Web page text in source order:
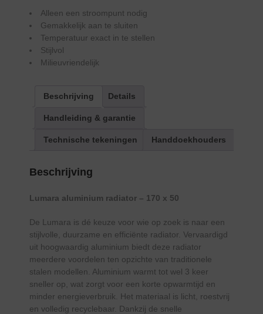
Alleen een stroompunt nodig
Gemakkelijk aan te sluiten
Temperatuur exact in te stellen
Stijlvol
Milieuvriendelijk
Beschrijving Details
Handleiding & garantie
Technische tekeningen Handdoekhouders
Beschrijving
Lumara aluminium radiator – 170 x 50
De Lumara is dé keuze voor wie op zoek is naar een
stijlvolle, duurzame en efficiënte radiator. Vervaardigd
uit hoogwaardig aluminium biedt deze radiator
meerdere voordelen ten opzichte van traditionele
stalen modellen. Aluminium warmt tot wel 3 keer
sneller op, wat zorgt voor een korte opwarmtijd en
minder energieverbruik. Het materiaal is licht, roestvrij
en volledig recyclebaar. Dankzij de snelle